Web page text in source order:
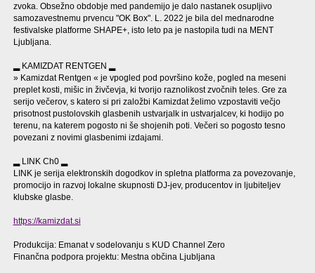
zvoka. Obsežno obdobje med pandemijo je dalo nastanek osupljivo
samozavestnemu prvencu "OK Box". L. 2022 je bila del mednarodne
festivalske platforme SHAPE+, isto leto pa je nastopila tudi na MENT
Ljubljana.
▂ KAMIZDAT RENTGEN ▂
» Kamizdat Rentgen « je vpogled pod površino kože, pogled na meseni
preplet kosti, mišic in živčevja, ki tvorijo raznolikost zvočnih teles. Gre za
serijo večerov, s katero si pri založbi Kamizdat želimo vzpostaviti večjo
prisotnost pustolovskih glasbenih ustvarjalk in ustvarjalcev, ki hodijo po
terenu, na katerem pogosto ni še shojenih poti. Večeri so pogosto tesno
povezani z novimi glasbenimi izdajami.
▂ LINK Ch0 ▂
LINK je serija elektronskih dogodkov in spletna platforma za povezovanje,
promocijo in razvoj lokalne skupnosti DJ-jev, producentov in ljubiteljev
klubske glasbe.
https://kamizdat.si
Produkcija: Emanat v sodelovanju s KUD Channel Zero
Finančna podpora projektu: Mestna občina Ljubljana